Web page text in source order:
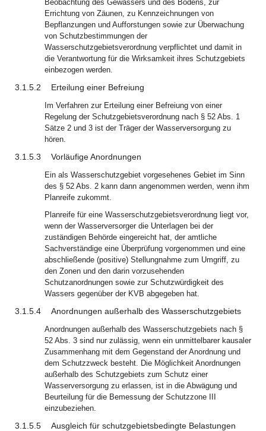
Beobachtung des Gewässers und des Bodens, zur
Errichtung von Zäunen, zu Kennzeichnungen von
Bepflanzungen und Aufforstungen sowie zur Überwachung
von Schutzbestimmungen der
Wasserschutzgebietsverordnung verpflichtet und damit in
die Verantwortung für die Wirksamkeit ihres Schutzgebiets
einbezogen werden.
3.1.5.2 Erteilung einer Befreiung
Im Verfahren zur Erteilung einer Befreiung von einer
Regelung der Schutzgebietsverordnung nach § 52 Abs. 1
Sätze 2 und 3 ist der Träger der Wasserversorgung zu
hören.
3.1.5.3 Vorläufige Anordnungen
Ein als Wasserschutzgebiet vorgesehenes Gebiet im Sinn
des § 52 Abs. 2 kann dann angenommen werden, wenn ihm
Planreife zukommt.
Planreife für eine Wasserschutzgebietsverordnung liegt vor,
wenn der Wasserversorger die Unterlagen bei der
zuständigen Behörde eingereicht hat, der amtliche
Sachverständige eine Überprüfung vorgenommen und eine
abschließende (positive) Stellungnahme zum Umgriff, zu
den Zonen und den darin vorzusehenden
Schutzanordnungen sowie zur Schutzwürdigkeit des
Wassers gegenüber der KVB abgegeben hat.
3.1.5.4 Anordnungen außerhalb des Wasserschutzgebiets
Anordnungen außerhalb des Wasserschutzgebiets nach §
52 Abs. 3 sind nur zulässig, wenn ein unmittelbarer kausaler
Zusammenhang mit dem Gegenstand der Anordnung und
dem Schutzzweck besteht. Die Möglichkeit Anordnungen
außerhalb des Schutzgebiets zum Schutz einer
Wasserversorgung zu erlassen, ist in die Abwägung und
Beurteilung für die Bemessung der Schutzzone III
einzubeziehen.
3.1.5.5 Ausgleich für schutzgebietsbedingte Belastungen